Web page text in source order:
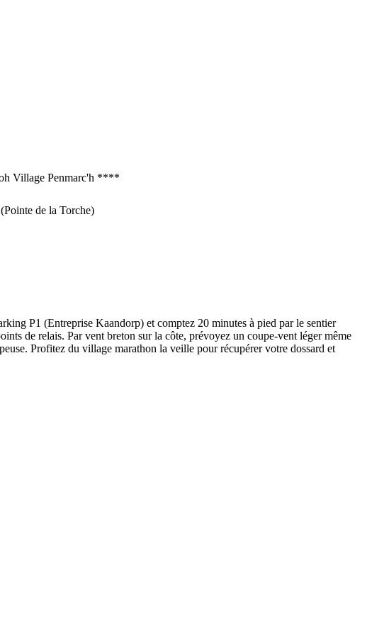
Village Penmarc'h ****
de la Torche)
P1 (Entreprise Kaandorp) et comptez 20 minutes à pied par le sentier
de relais. Par vent breton sur la côte, prévoyez un coupe-vent léger même
Profitez du village marathon la veille pour récupérer votre dossard et